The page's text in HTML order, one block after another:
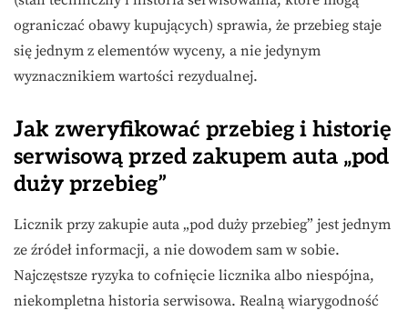
ograniczać obawy kupujących) sprawia, że przebieg staje
się jednym z elementów wyceny, a nie jedynym
wyznacznikiem wartości rezydualnej.
Jak zweryfikować przebieg i historię
serwisową przed zakupem auta „pod
duży przebieg”
Licznik przy zakupie auta „pod duży przebieg” jest jednym
ze źródeł informacji, a nie dowodem sam w sobie.
Najczęstsze ryzyka to cofnięcie licznika albo niespójna,
niekompletna historia serwisowa. Realną wiarygodność